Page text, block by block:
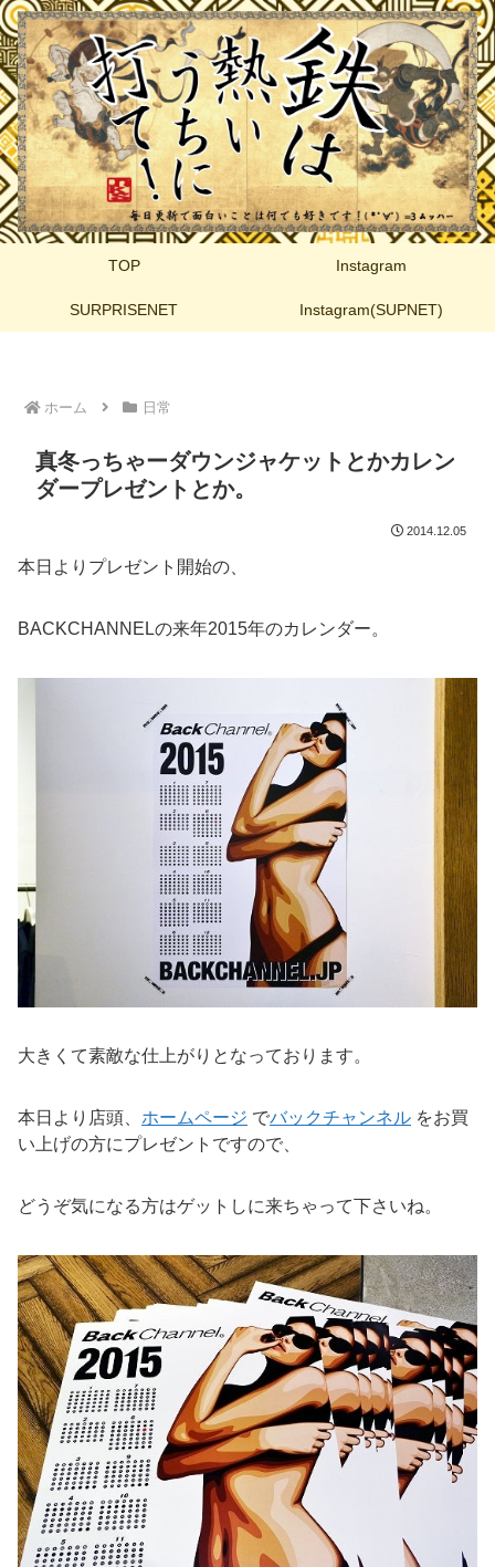
TOP Instagram
SURPRISENET Instagram(SUPNET)
ホーム 日常
真冬っちゃーダウンジャケットとかカレン
ダープレゼントとか。
2014.12.05
本日よりプレゼント開始の、
BACKCHANNELの来年2015年のカレンダー。
大きくて素敵な仕上がりとなっております。
本日より店頭、 ホームページ でバックチャンネル をお買
い上げの方にプレゼントですので、
どうぞ気になる方はゲットしに来ちゃって下さいね。